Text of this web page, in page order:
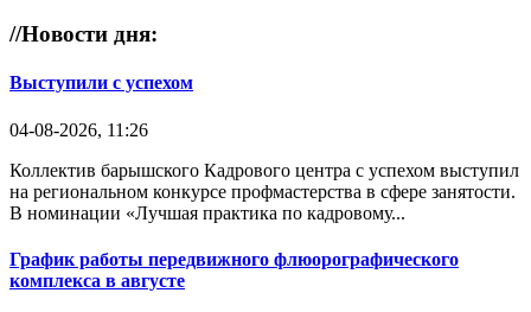
//Новости дня:
Выступили с успехом
04-08-2026, 11:26
Коллектив барышского Кадрового центра с успехом выступил
на региональном конкурсе профмастерства в сфере занятости.
В номинации «Лучшая практика по кадровому...
График работы передвижного флюорографического
комплекса в августе